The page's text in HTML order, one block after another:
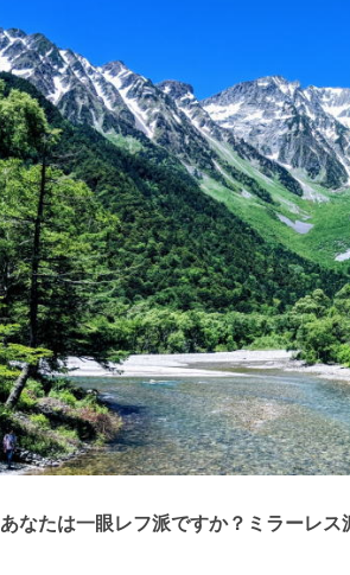
あなたは一眼レフ派ですか？ミラーレス